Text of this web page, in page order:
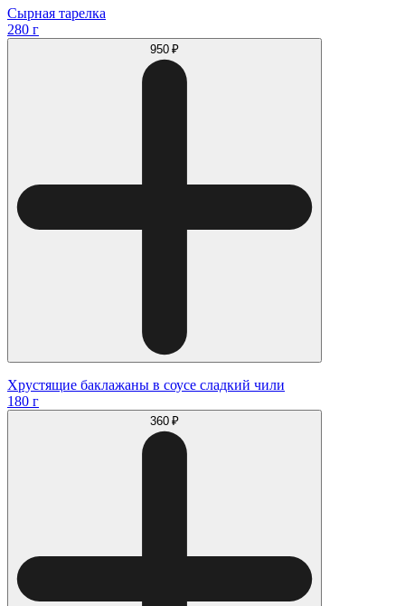
Сырная тарелка
280 г
950 ₽
Хрустящие баклажаны в соусе сладкий чили
180 г
360 ₽